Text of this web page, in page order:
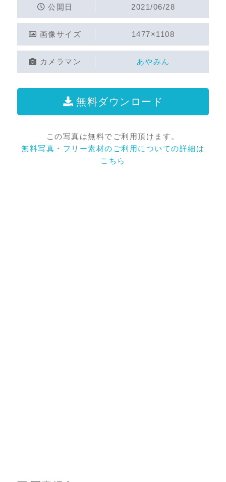
公開日 2021/06/28
画像サイズ 1477×1108
カメラマン あやみん
無料ダウンロード
この写真は無料でご利用頂けます。
無料写真・フリー素材のご利用についての詳細は
こちら